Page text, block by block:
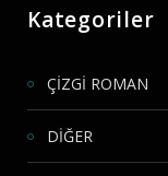
Kategoriler
ÇİZGİ ROMAN
DİĞER